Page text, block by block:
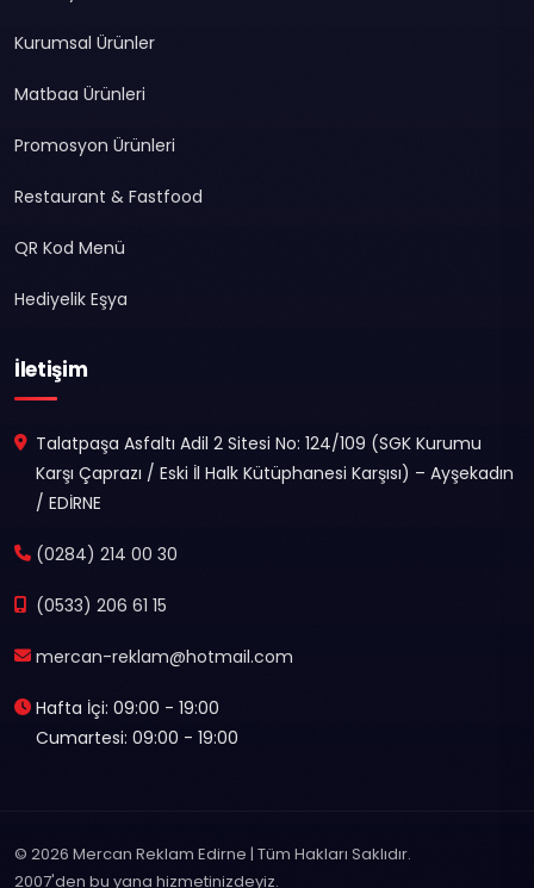
Kurumsal Ürünler
Matbaa Ürünleri
Promosyon Ürünleri
Restaurant & Fastfood
QR Kod Menü
Hediyelik Eşya
İletişim
Talatpaşa Asfaltı Adil 2 Sitesi No: 124/109 (SGK Kurumu
Karşı Çaprazı / Eski İl Halk Kütüphanesi Karşısı) – Ayşekadın
/ EDİRNE
(0284) 214 00 30
(0533) 206 61 15
mercan-reklam@hotmail.com
Hafta İçi: 09:00 - 19:00
Cumartesi: 09:00 - 19:00
© 2026 Mercan Reklam Edirne | Tüm Hakları Saklıdır.
2007'den bu yana hizmetinizdeyiz.